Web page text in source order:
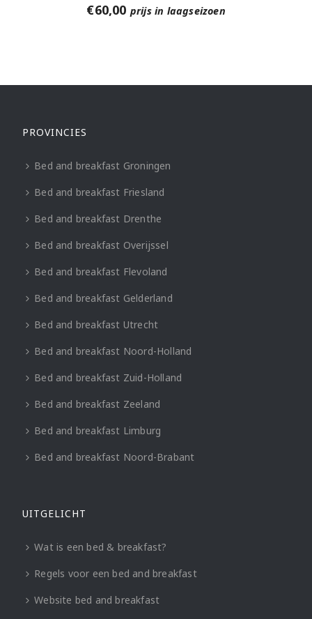
€60,00 prijs in laagseizoen
PROVINCIES
Bed and breakfast Groningen
Bed and breakfast Friesland
Bed and breakfast Drenthe
Bed and breakfast Overijssel
Bed and breakfast Flevoland
Bed and breakfast Gelderland
Bed and breakfast Utrecht
Bed and breakfast Noord-Holland
Bed and breakfast Zuid-Holland
Bed and breakfast Zeeland
Bed and breakfast Limburg
Bed and breakfast Noord-Brabant
UITGELICHT
Wat is een bed & breakfast?
Regels voor een bed and breakfast
Website bed and breakfast